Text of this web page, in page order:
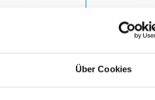
Über Cookies